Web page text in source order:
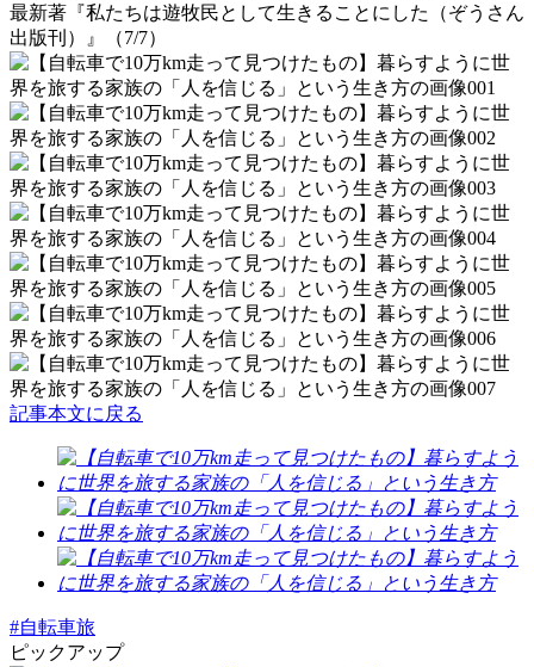
最新著『私たちは遊牧民として生きることにした（ぞうさん
出版刊）』（7/7）
記事本文に戻る
#自転車旅
ピックアップ